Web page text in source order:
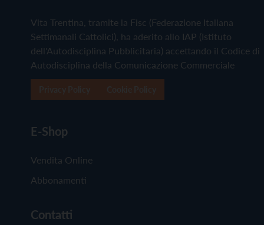
Vita Trentina, tramite la Fisc (Federazione Italiana
Settimanali Cattolici), ha aderito allo IAP (Istituto
dell'Autodisciplina Pubblicitaria) accettando il Codice di
Autodisciplina della Comunicazione Commerciale
E-Shop
Vendita Online
Abbonamenti
Contatti